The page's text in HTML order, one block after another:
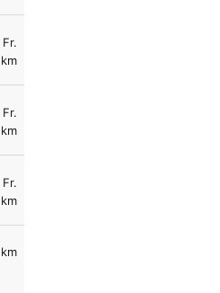
Fr.
km
Fr.
km
Fr.
km
km